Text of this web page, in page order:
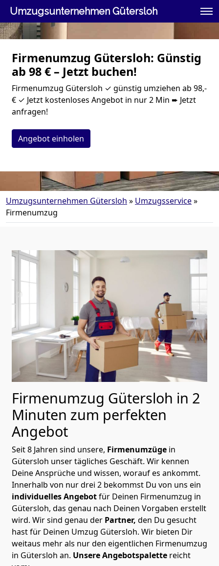
Umzugsunternehmen Gütersloh
Firmenumzug Gütersloh: Günstig
ab 98 € – Jetzt buchen!
Firmenumzug Gütersloh ✓ günstig umziehen ab 98,-
€ ✓ Jetzt kostenloses Angebot in nur 2 Min ➨ Jetzt
anfragen!
Angebot einholen
Umzugsunternehmen Gütersloh » Umzugsservice»
Firmenumzug
Firmenumzug Gütersloh in 2
Minuten zum perfekten
Angebot
Seit 8 Jahren sind unsere, Firmenumzüge in
Gütersloh unser tägliches Geschäft. Wir kennen
Deine Ansprüche und wissen, worauf es ankommt.
Innerhalb von nur drei 2 bekommst Du von uns ein
individuelles Angebotfür Deinen Firmenumzug in
Gütersloh, das genau nach Deinen Vorgaben erstellt
wird. Wir sind genau der Partner, den Du gesucht
hast für Deinen Umzug Gütersloh. Wir bieten Dir
weitaus mehr als nur den eigentlichen Firmenumzug
in Gütersloh an. Unsere Angebotspalette reicht